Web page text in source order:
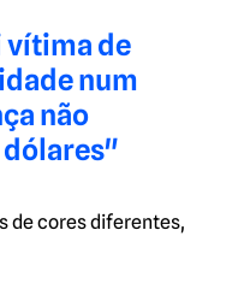
vítima de
num
não
dólares"
de cores diferentes,